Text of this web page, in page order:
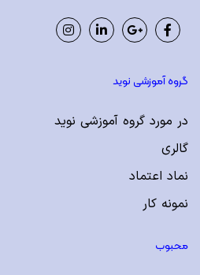
Plus
گروه آموزشی نوید
در مورد گروه آموزشی نوید
گالری
نماد اعتماد
نمونه کار
محبوب